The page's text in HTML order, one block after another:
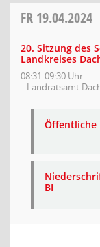
FR 19.04.2024
20. Sitzung des
Landkreises
08:31-09:30 Uhr
Landratsamt
Öffentliche
BI